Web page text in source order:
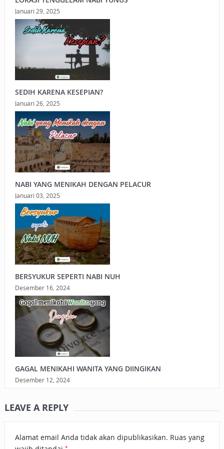
Januari 29, 2025
SEDIH KARENA KESEPIAN?
Januari 26, 2025
NABI YANG MENIKAH DENGAN PELACUR
Januari 03, 2025
BERSYUKUR SEPERTI NABI NUH
Desember 16, 2024
GAGAL MENIKAHI WANITA YANG DIINGIKAN
Desember 12, 2024
LEAVE A REPLY
Alamat email Anda tidak akan dipublikasikan. Ruas yang